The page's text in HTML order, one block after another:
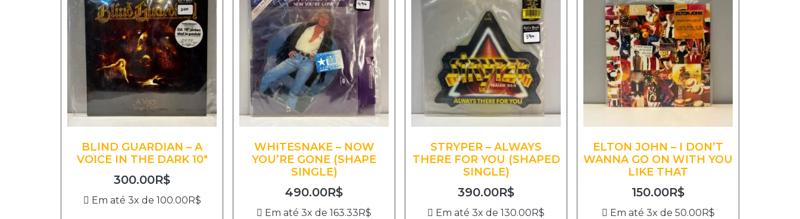
BLIND GUARDIAN – A
VOICE IN THE DARK 10″
300.00R$
Em até 3x de 100.00R$
WHITESNAKE – NOW
YOU’RE GONE (SHAPE
SINGLE)
490.00R$
Em até 3x de 163.33R$
STRYPER – ALWAYS
THERE FOR YOU (SHAPED
SINGLE)
390.00R$
Em até 3x de 130.00R$
ELTON JOHN – I DON’T
WANNA GO ON WITH YOU
LIKE THAT
150.00R$
Em até 3x de 50.00R$